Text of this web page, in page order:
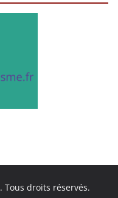
. Tous droits réservés.